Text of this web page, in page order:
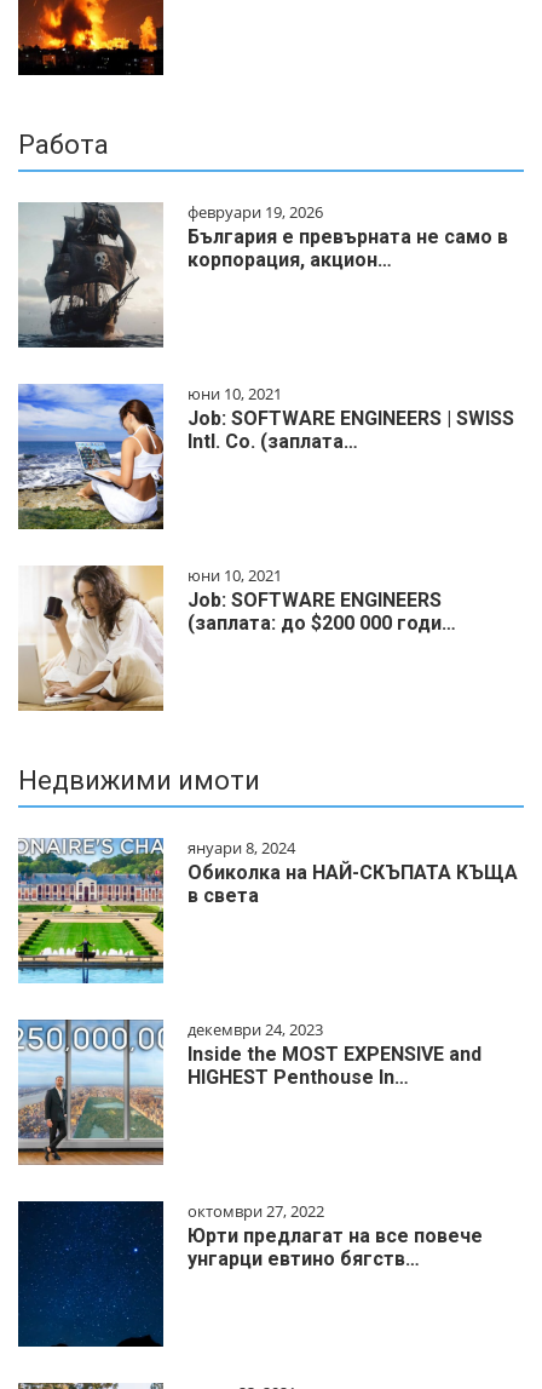
Работа
февруари 19, 2026
България е превърната не само в
корпорация, акцион…
юни 10, 2021
Job: SOFTWARE ENGINEERS | SWISS
Intl. Co. (заплата…
юни 10, 2021
Job: SOFTWARE ENGINEERS
(заплата: до $200 000 годи…
Недвижими имоти
януари 8, 2024
Обиколка на НАЙ-СКЪПАТА КЪЩА
в света
декември 24, 2023
Inside the MOST EXPENSIVE and
HIGHEST Penthouse In…
октомври 27, 2022
Юрти предлагат на все повече
унгарци евтино бягств…